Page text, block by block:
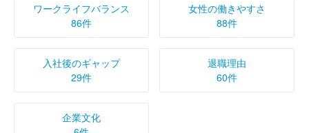
ワークライフバランス
86件
女性の働きやすさ
88件
入社後のギャップ
29件
退職理由
60件
企業文化